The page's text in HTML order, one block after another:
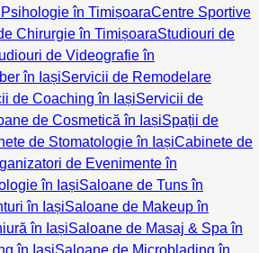
în TimișoaraCentre Sportive
Chirurgie în TimișoaraStudiouri de
de Videografie în
în IașiServicii de Remodelare
de Coaching în IașiServicii de
de Cosmetică în IașiSpații de
de Stomatologie în IașiCabinete de
de Evenimente în
în IașiSaloane de Tuns în
în IașiSaloane de Makeup în
în IașiSaloane de Masaj & Spa în